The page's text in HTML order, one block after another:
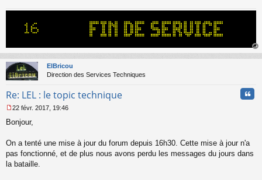
n
l
u
au
ElBricou
Direction des Services Techniques
Re: LEL : le topic technique
e
s
g
e
22 févr. 2017, 19:46
Bonjour,
On a tenté une mise à jour du forum depuis 16h30. Cette mise à jour n'a
pas fonctionné, et de plus nous avons perdu les messages du jours dans
la bataille.